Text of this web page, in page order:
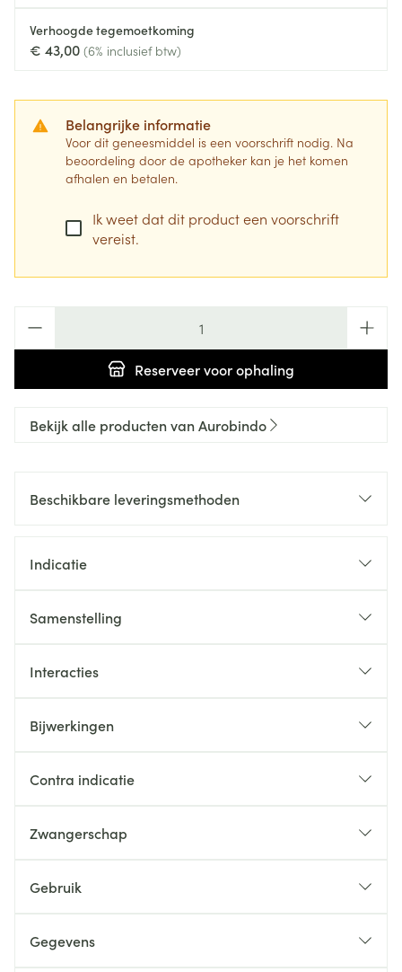
Verhoogde tegemoetkoming
€ 43,00 (6% inclusief btw)
Belangrijke informatie
Voor dit geneesmiddel is een voorschrift nodig. Na
beoordeling door de apotheker kan je het komen
afhalen en betalen.
Ik weet dat dit product een voorschrift
vereist.
Reserveervoor ophaling
Bekijk alle producten van Aurobindo
Beschikbare leveringsmethoden
Indicatie
Samenstelling
Interacties
Bijwerkingen
Contra indicatie
Zwangerschap
Gebruik
Gegevens